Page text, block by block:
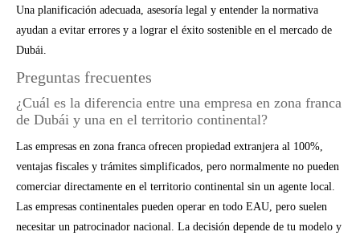
Una planificación adecuada, asesoría legal y entender la normativa
ayudan a evitar errores y a lograr el éxito sostenible en el mercado de
Dubái.
Preguntas frecuentes
¿Cuál es la diferencia entre una empresa en zona franca
de Dubái y una en el territorio continental?
Las empresas en zona franca ofrecen propiedad extranjera al 100%,
ventajas fiscales y trámites simplificados, pero normalmente no pueden
comerciar directamente en el territorio continental sin un agente local.
Las empresas continentales pueden operar en todo EAU, pero suelen
necesitar un patrocinador nacional. La decisión depende de tu modelo y